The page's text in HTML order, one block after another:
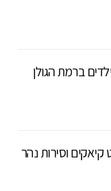
ברמת הגולן
קיאקים וסירות נהר